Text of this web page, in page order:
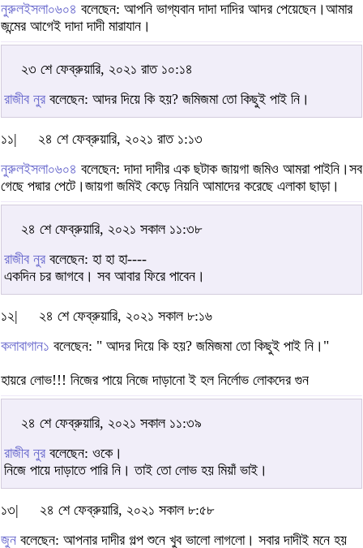
নুরুলইসলা০৬০৪ বলেছেন: আপনি ভাগ্যবান দাদা দাদির আদর পেয়েছেন।আমার
জন্মের আগেই দাদা দাদী মারাযান।
২৩ শে ফেব্রুয়ারি, ২০২১ রাত ১০:১৪
রাজীব নুর বলেছেন: আদর দিয়ে কি হয়? জমিজমা তো কিছুই পাই নি।
১১|
২৪ শে ফেব্রুয়ারি, ২০২১ রাত ১:১৩
নুরুলইসলা০৬০৪ বলেছেন: দাদা দাদীর এক ছটাক জায়গা জমিও আমরা পাইনি।সব
গেছে পদ্মার পেটে।জায়গা জমিই কেড়ে নিয়নি আমাদের করেছে এলাকা ছাড়া।
২৪ শে ফেব্রুয়ারি, ২০২১ সকাল ১১:৩৮
রাজীব নুর বলেছেন: হা হা হা----
একদিন চর জাগবে। সব আবার ফিরে পাবেন।
১২|
২৪ শে ফেব্রুয়ারি, ২০২১ সকাল ৮:১৬
কলাবাগান১ বলেছেন: " আদর দিয়ে কি হয়? জমিজমা তো কিছুই পাই নি।"
হায়রে লোভ!!! নিজের পায়ে নিজে দাড়ানো ই হল নির্লোভ লোকদের গুন
২৪ শে ফেব্রুয়ারি, ২০২১ সকাল ১১:৩৯
রাজীব নুর বলেছেন: ওকে।
নিজে পায়ে দাড়াতে পারি নি। তাই তো লোভ হয় মিয়াঁ ভাই।
১৩|
২৪ শে ফেব্রুয়ারি, ২০২১ সকাল ৮:৫৮
জুন বলেছেন: আপনার দাদীর গল্প শুনে খুব ভালো লাগলো। সবার দাদীই মনে হয়